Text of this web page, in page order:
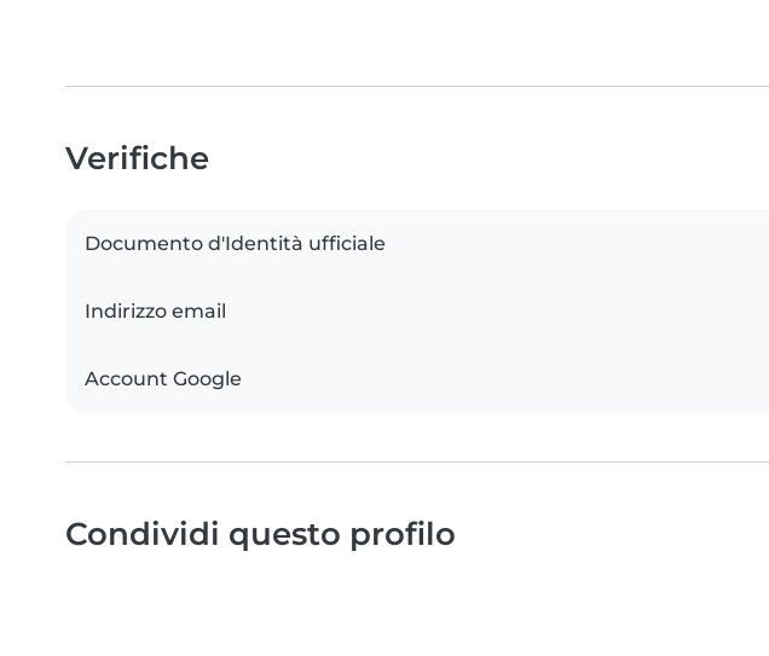
Verifiche
Documento d'Identità ufficiale
Indirizzo email
Account Google
Condividi questo profilo